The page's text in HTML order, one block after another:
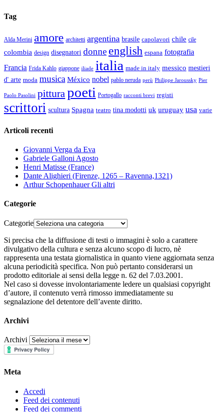
Tag
Alda Merini amore architetti argentina brasile capolavori chile cile
colombia design disegnatori donne english espana fotografia
Francia Frida Kahlo giappone iliade italia made in italy messico mestieri
d' arte moda musica México nobel pablo neruda perù Philippe Jaroussky Pier
Paolo Pasolini pitturapoeti Portogallo racconti brevi registi
scrittori scultura Spagna teatro tina modotti uk uruguay usa varie
Articoli recenti
Giovanni Verga da Eva
Gabriele Galloni Agosto
Henri Matisse (France)
Dante Alighieri (Firenze, 1265 – Ravenna,1321)
Arthur Schopenhauer Gli altri
Categorie
Categorie
Si precisa che la diffusione di testi o immagini è solo a carattere
divulgativo della cultura e senza alcuno scopo di lucro, nè
rappresenta una testata giornalistica in quanto viene aggiornata senza
alcuna periodicità specifica. Non può pertanto considerarsi un
prodotto editoriale ai sensi della legge n. 62 del 7.03.2001.
Nel caso si dovesse involontariamente ledere un qualsiasi copyright
d’autore, il contenuto verrà rimosso immediatamente su
segnalazione del detentore dell’avente diritto.
Archivi
Archivi
Meta
Accedi
Feed dei contenuti
Feed dei commenti